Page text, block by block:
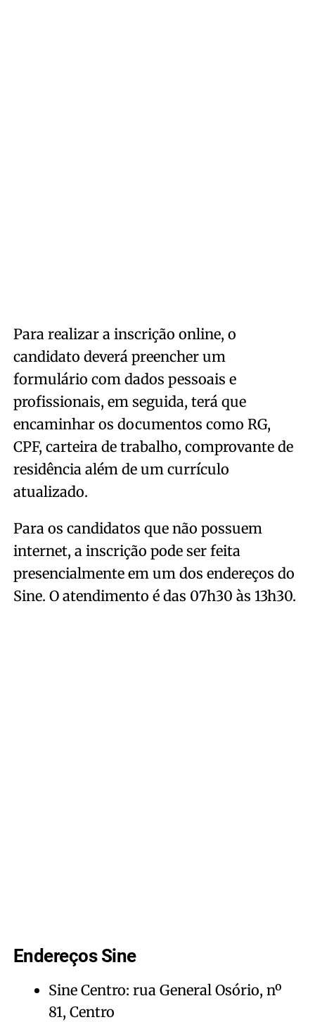
Para realizar a inscrição online, o
candidato deverá preencher um
formulário com dados pessoais e
profissionais, em seguida, terá que
encaminhar os documentos como RG,
CPF, carteira de trabalho, comprovante de
residência além de um currículo
atualizado.
Para os candidatos que não possuem
internet, a inscrição pode ser feita
presencialmente em um dos endereços do
Sine. O atendimento é das 07h30 às 13h30.
Endereços Sine
Sine Centro: rua General Osório, nº
81, Centro